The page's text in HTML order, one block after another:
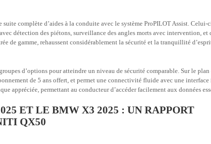
complète d’aides à la conduite avec le système ProPILOT Assist. Celui-
détection des piétons, surveillance des angles morts avec intervention, et
de gamme, rehaussent considérablement la sécurité et la tranquillité
d’options pour atteindre un niveau de sécurité comparable. Sur le plan
de 5 ans offert, et permet une connectivité fluide avec une
appréciée, permettant au conducteur d’accéder facilement aux données
ET LE BMW X3 2025 : UN RAPPORT
QX50